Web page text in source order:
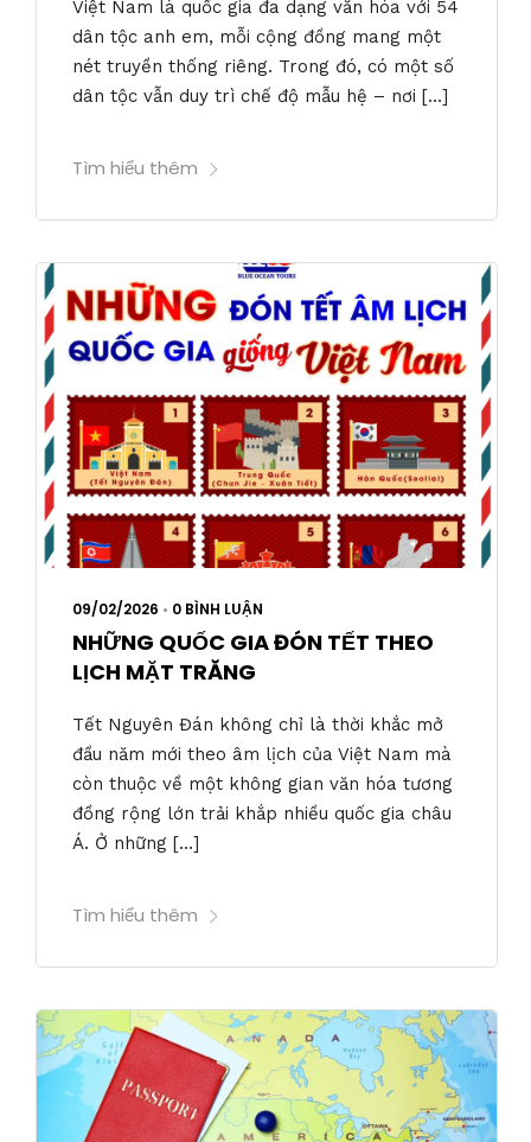
Việt Nam là quốc gia đa dạng văn hóa với 54
dân tộc anh em, mỗi cộng đồng mang một
nét truyền thống riêng. Trong đó, có một số
dân tộc vẫn duy trì chế độ mẫu hệ – nơi […]
Tìm hiểu thêm
09/02/2026 • 0 BÌNH LUẬN
NHỮNG QUỐC GIA ĐÓN TẾT THEO
LỊCH MẶT TRĂNG
Tết Nguyên Đán không chỉ là thời khắc mở
đầu năm mới theo âm lịch của Việt Nam mà
còn thuộc về một không gian văn hóa tương
đồng rộng lớn trải khắp nhiều quốc gia châu
Á. Ở những […]
Tìm hiểu thêm